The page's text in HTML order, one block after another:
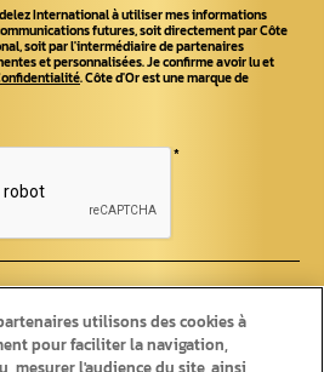
International à utiliser mes informations
futures, soit directement par Côte
soit par l'intermédiaire de partenaires
et personnalisées. Je confirme avoir lu et
. Côte d'Or est une marque de
*
Recettes
Recettes originales
utilisons des cookies à
pour faciliter la navigation,